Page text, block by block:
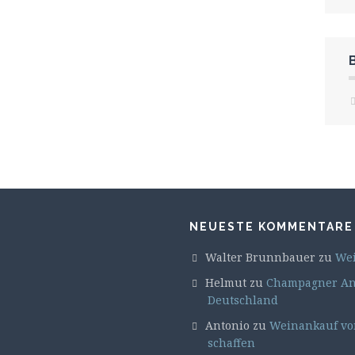
NEUESTE KOMMENTARE
Walter Brunnbauer zu
Helmut zu Champagner
Deutschland
Antonio zu Weinankauf
schaffen